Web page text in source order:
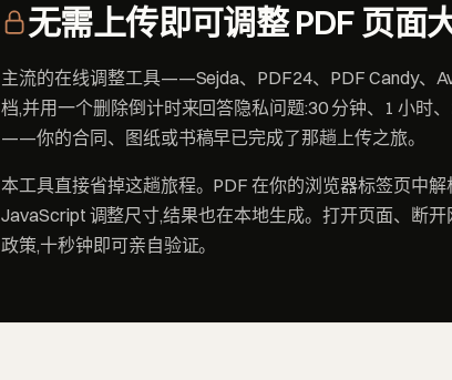
无需上传即可调整 PDF 页面
主流的在线调整工具——Sejda、PDF24、PDF Candy、
档,并用一个删除倒计时来回答隐私问题:30 分钟、1 小时
——你的合同、图纸或书稿早已完成了那趟上传之旅。
本工具直接省掉这趟旅程。PDF 在你的浏览器标签页中
JavaScript 调整尺寸,结果也在本地生成。打开页面、断
政策,十秒钟即可亲自验证。